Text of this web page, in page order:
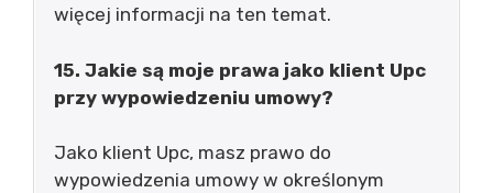
więcej informacji na ten temat.
15. Jakie są moje prawa jako klient Upc
przy wypowiedzeniu umowy?
Jako klient Upc, masz prawo do
wypowiedzenia umowy w określonym